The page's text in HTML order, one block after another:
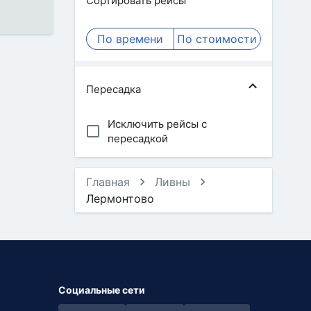
По времени По стоимости
Пересадка
Исключить рейсы с
пересадкой
Главная
Ливны
Лермонтово
Социальные сети